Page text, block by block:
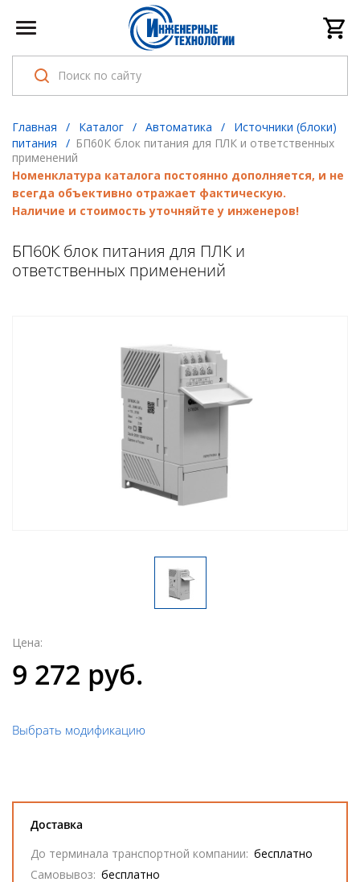
Главная / Каталог / Автоматика /
Источники (блоки)
питания
/ БП60К блок питания для ПЛК и ответственных
применений
Номенклатура каталога постоянно дополняется, и не
всегда объективно отражает фактическую.
Наличие и стоимость уточняйте у инженеров!
БП60К блок питания для ПЛК и
ответственных применений
Цена:
9 272 руб.
Выбрать модификацию
Доставка
До терминала транспортной компании: бесплатно
Самовывоз: бесплатно